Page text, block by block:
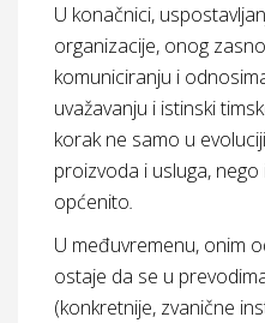
U konačnici,
organizacije, onog
komuniciranju i
uvažavanju i istinski
korak ne samo u
proizvoda i usluga, nego
općenito.
U međuvremenu, onim
ostaje da se u
(konkretnije, zvanične